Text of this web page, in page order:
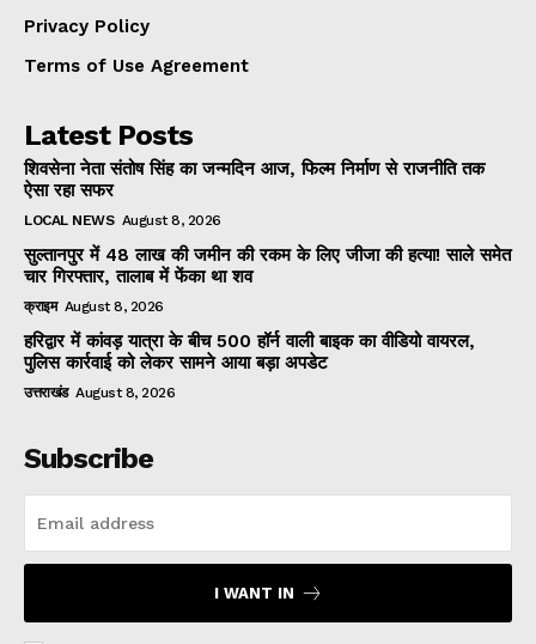
Privacy Policy
Terms of Use Agreement
Latest Posts
शिवसेना नेता संतोष सिंह का जन्मदिन आज, फिल्म निर्माण से राजनीति तक
ऐसा रहा सफर
LOCAL NEWS August 8, 2026
सुल्तानपुर में 48 लाख की जमीन की रकम के लिए जीजा की हत्या! साले समेत
चार गिरफ्तार, तालाब में फेंका था शव
क्राइम August 8, 2026
हरिद्वार में कांवड़ यात्रा के बीच 500 हॉर्न वाली बाइक का वीडियो वायरल,
पुलिस कार्रवाई को लेकर सामने आया बड़ा अपडेट
उत्तराखंड August 8, 2026
Subscribe
I WANT IN